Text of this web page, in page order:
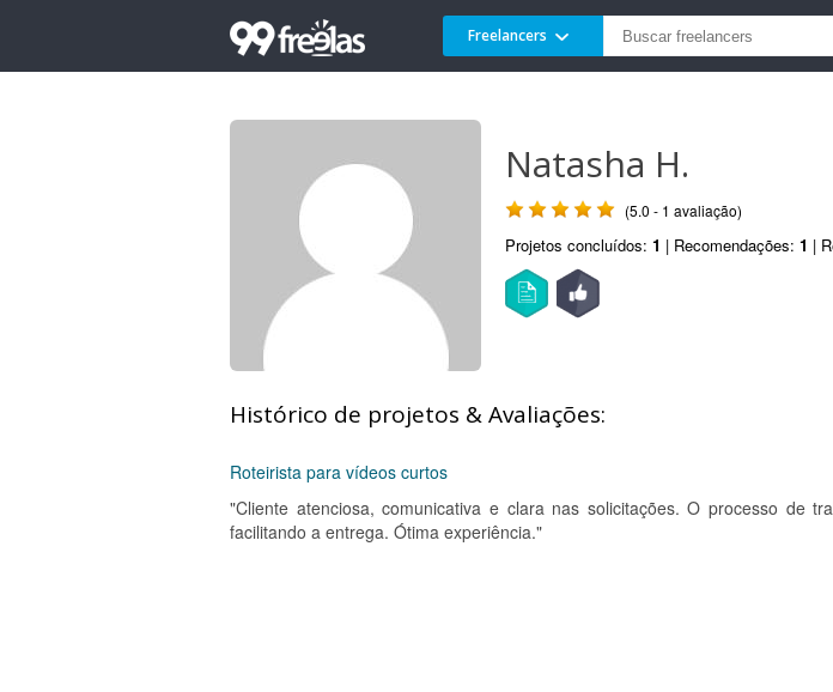
Freelancers
Natasha H.
(5.0 - 1 avaliação)
Projetos concluídos: 1 | Recomendações: 1 |
Histórico de projetos & Avaliações:
Roteirista para vídeos curtos
"Cliente atenciosa, comunicativa e clara nas solicitações. O processo de
facilitando a entrega. Ótima experiência."